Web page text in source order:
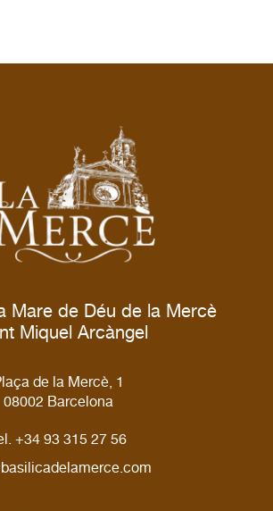
Mare de Déu de la Mercè
Miquel Arcàngel
de la Mercè, 1
08002 Barcelona
+34 93 315 27 56